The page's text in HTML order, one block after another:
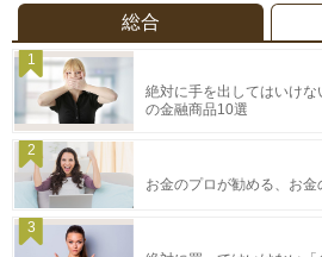
総合
1
絶対に手を出してはいけな
の金融商品10選
2
お金のプロが勧める、お
3